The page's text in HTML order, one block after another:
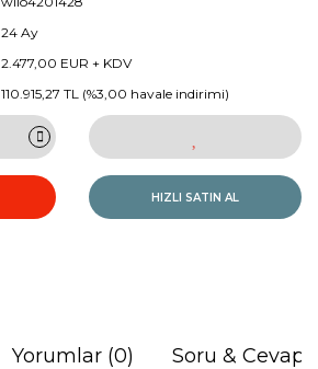
24 Ay
2.477,00 EUR + KDV
110.915,27 TL (%3,00 havale indirimi)
HIZLI SATIN AL
Yorumlar (0) Soru & Cevap